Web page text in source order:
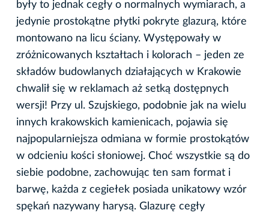
były to jednak cegły o normalnych wymiarach, a
jedynie prostokątne płytki pokryte glazurą, które
montowano na licu ściany. Występowały w
zróżnicowanych kształtach i kolorach – jeden ze
składów budowlanych działających w Krakowie
chwalił się w reklamach aż setką dostępnych
wersji! Przy ul. Szujskiego, podobnie jak na wielu
innych krakowskich kamienicach, pojawia się
najpopularniejsza odmiana w formie prostokątów
w odcieniu kości słoniowej. Choć wszystkie są do
siebie podobne, zachowując ten sam format i
barwę, każda z cegiełek posiada unikatowy wzór
spękań nazywany harysą. Glazurę cegły